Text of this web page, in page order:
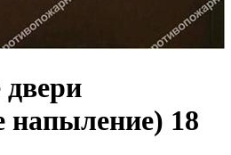
двери
напыление) 18